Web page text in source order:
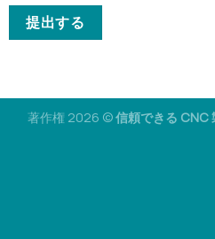
著作権 2026 ©信頼できる CNC